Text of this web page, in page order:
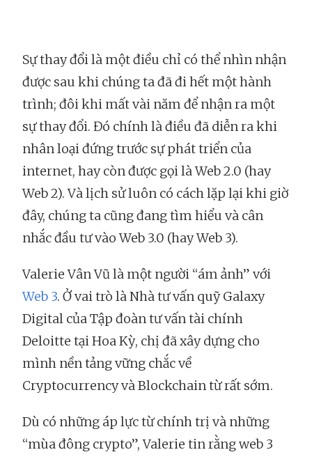
Sự thay đổi là một điều chỉ có thể nhìn nhận
được sau khi chúng ta đã đi hết một hành
trình; đôi khi mất vài năm để nhận ra một
sự thay đổi. Đó chính là điều đã diễn ra khi
nhân loại đứng trước sự phát triển của
internet, hay còn được gọi là Web 2.0 (hay
Web 2). Và lịch sử luôn có cách lặp lại khi giờ
đây, chúng ta cũng đang tìm hiểu và cân
nhắc đầu tư vào Web 3.0 (hay Web 3).
Valerie Vân Vũ là một người “ám ảnh” với
Web 3. Ở vai trò là Nhà tư vấn quỹ Galaxy
Digital của Tập đoàn tư vấn tài chính
Deloitte tại Hoa Kỳ, chị đã xây dựng cho
mình nền tảng vững chắc về
Cryptocurrency và Blockchain từ rất sớm.
Dù có những áp lực từ chính trị và những
“mùa đông crypto”, Valerie tin rằng web 3